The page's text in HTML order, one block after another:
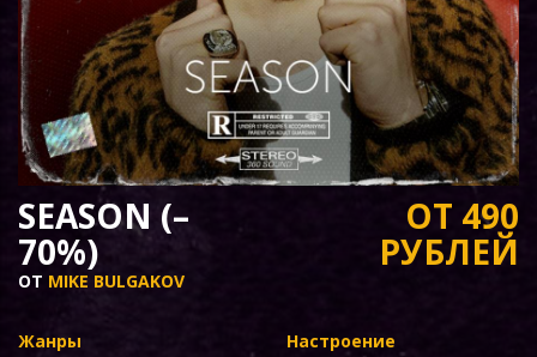
SEASON (–
70%)
ОТ MIKE BULGAKOV
ОТ 490
РУБЛЕЙ
Жанры
Настроение